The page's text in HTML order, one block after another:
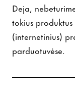
Deja,
tokius
(internetinius)
parduotuvėse.